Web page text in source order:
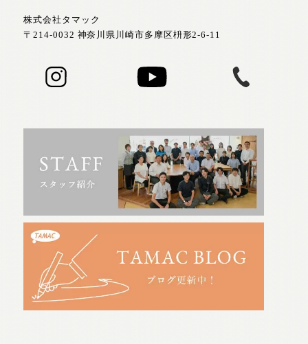
株式会社タマック
〒214-0032 神奈川県川崎市多摩区枡形2-6-11